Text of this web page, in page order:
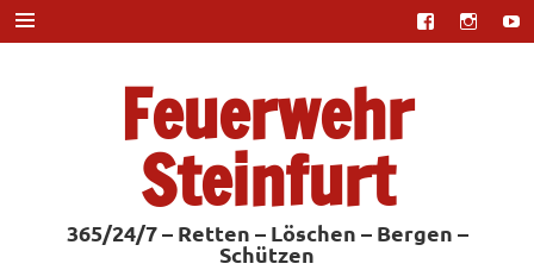
Zum
Inhalt
springen
Feuerwehr
Steinfurt
365/24/7 – Retten – Löschen – Bergen –
Schützen